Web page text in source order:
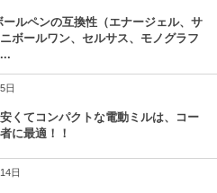
ールペンの互換性（エナージェル、サ
ボールワン、セルサス、モノグラフ
日
くてコンパクトな電動ミルは、コー
に最適！！
日